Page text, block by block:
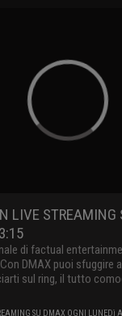
LIVE
di factual
DMAX puoi sfuggire
sul ring, il tutto
SU DMAX OGNI LUNEDì